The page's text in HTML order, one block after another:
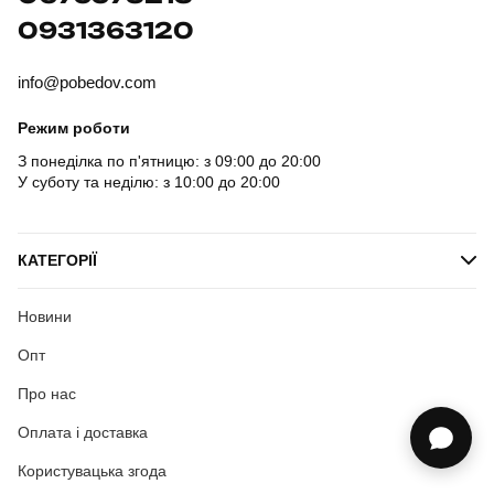
0931363120
info@pobedov.com
Режим роботи
З понеділка по п'ятницю: з 09:00 до 20:00
У суботу та неділю: з 10:00 до 20:00
КАТЕГОРІЇ
Новини
Опт
Про нас
Оплата і доставка
Користувацька згода